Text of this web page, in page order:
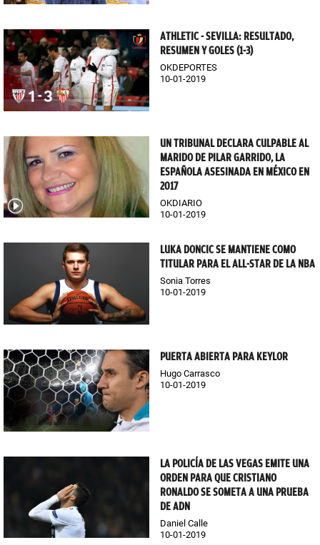
ATHLETIC - SEVILLA: RESULTADO,
RESUMEN Y GOLES (1-3)
OKDEPORTES
10-01-2019
UN TRIBUNAL DECLARA CULPABLE AL
MARIDO DE PILAR GARRIDO, LA
ESPAÑOLA ASESINADA EN MÉXICO EN
2017
OKDIARIO
10-01-2019
LUKA DONCIC SE MANTIENE COMO
TITULAR PARA EL ALL-STAR DE LA NBA
Sonia Torres
10-01-2019
PUERTA ABIERTA PARA KEYLOR
Hugo Carrasco
10-01-2019
LA POLICÍA DE LAS VEGAS EMITE UNA
ORDEN PARA QUE CRISTIANO
RONALDO SE SOMETA A UNA PRUEBA
DE ADN
Daniel Calle
10-01-2019